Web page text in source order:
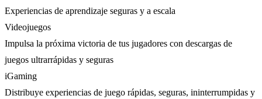
Experiencias de aprendizaje seguras y a escala
Videojuegos
Impulsa la próxima victoria de tus jugadores con descargas de
juegos ultrarrápidas y seguras
iGaming
Distribuye experiencias de juego rápidas, seguras, ininterrumpidas y